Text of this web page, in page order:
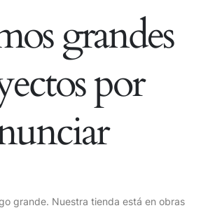
grandes
por
grande. Nuestra tienda está en obras